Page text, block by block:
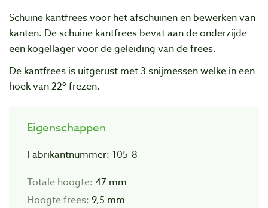
Schuine kantfrees voor het afschuinen en bewerken van
kanten. De schuine kantfrees bevat aan de onderzijde
een kogellager voor de geleiding van de frees.
De kantfrees is uitgerust met 3 snijmessen welke in een
hoek van 22º frezen.
Eigenschappen
Fabrikantnummer: 105-8
Totale hoogte: 47 mm
Hoogte frees: 9,5 mm